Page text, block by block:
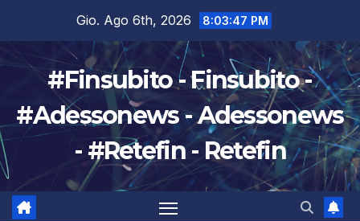
contenuto
Gio. Ago 6th, 2026 8:03:48 PM
#Finsubito - Finsubito -
#Adessonews - Adessonews
- #Retefin - Retefin